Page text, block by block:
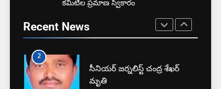
చొప్పదండిలో పద్మశాలి సంఘాల
నూతన కమిటీల ప్రమాణ స్వీకారం
4
కరీంనగర్ టూ టౌన్ ఎస్ ఐ
కమిటీల ప్రమాణ స్వీకారం
Recent News
బార్ అసోసియేషన్ క్లర్క్‌కు
న్యాయవాదుల ఆర్థిక చేయూత
KARIMNAGAR NEWS
2
సీనియర్ జర్నలిస్ట్ చంద్ర శేఖర్
మృతి